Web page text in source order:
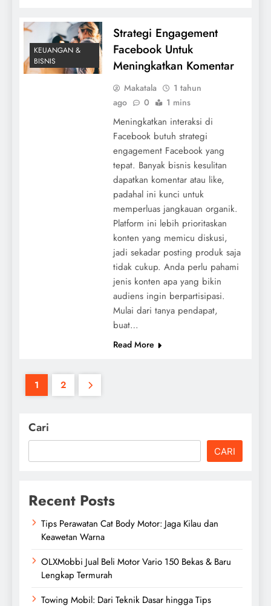
KEUANGAN &
BISNIS
Strategi Engagement
Facebook Untuk
Meningkatkan Komentar
Makatala
1 tahun
ago
0 1 mins
Meningkatkan interaksi di
Facebook butuh strategi
engagement Facebook yang
tepat. Banyak bisnis kesulitan
dapatkan komentar atau like,
padahal ini kunci untuk
memperluas jangkauan organik.
Platform ini lebih prioritaskan
konten yang memicu diskusi,
jadi sekadar posting produk saja
tidak cukup. Anda perlu pahami
jenis konten apa yang bikin
audiens ingin berpartisipasi.
Mulai dari tanya pendapat,
buat…
Read More
1 2
Cari
CARI
Recent Posts
Tips Perawatan Cat Body Motor: Jaga Kilau dan
Keawetan Warna
OLXMobbi Jual Beli Motor Vario 150 Bekas & Baru
Lengkap Termurah
Towing Mobil: Dari Teknik Dasar hingga Tips